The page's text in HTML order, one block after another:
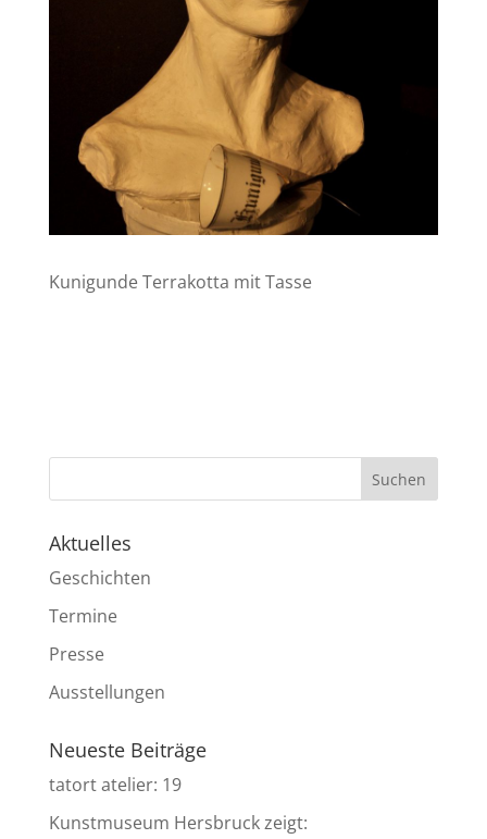
Kunigunde Terrakotta mit Tasse
Aktuelles
Geschichten
Termine
Presse
Ausstellungen
Neueste Beiträge
tatort atelier: 19
Kunstmuseum Hersbruck zeigt: